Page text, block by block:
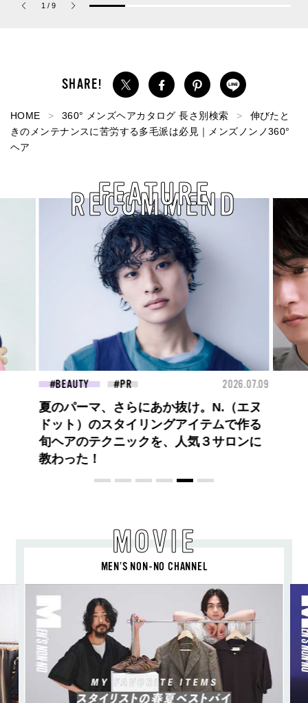
パルファム」
1 / 9
HOME 360° メンズヘアカタログ 長さ別検索
伸びたと
きのメンテナンスに苦労する多毛派は必見｜メンズノンノ360°
ヘア
RECOMMEND
FEATURE
2026.07.09
さらにあか抜け。N.（エヌ
タイリングアイテムで作る
ニックを、人気３サロンに
MOVIE
MEN’S NON-NO CHANNEL